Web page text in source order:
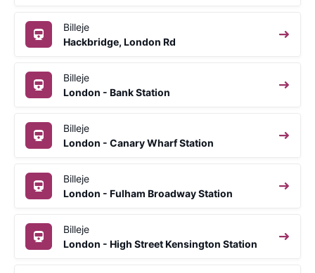
Billeje
Hackbridge, London Rd
Billeje
London - Bank Station
Billeje
London - Canary Wharf Station
Billeje
London - Fulham Broadway Station
Billeje
London - High Street Kensington Station